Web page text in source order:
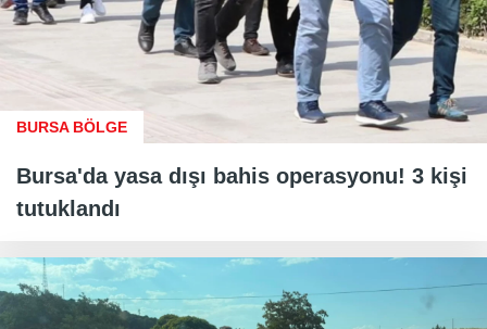
BURSA BÖLGE
Bursa'da yasa dışı bahis operasyonu! 3 kişi
tutuklandı